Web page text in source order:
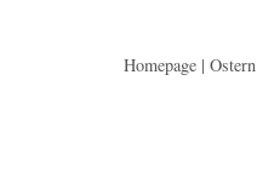
Homepage | Ostern